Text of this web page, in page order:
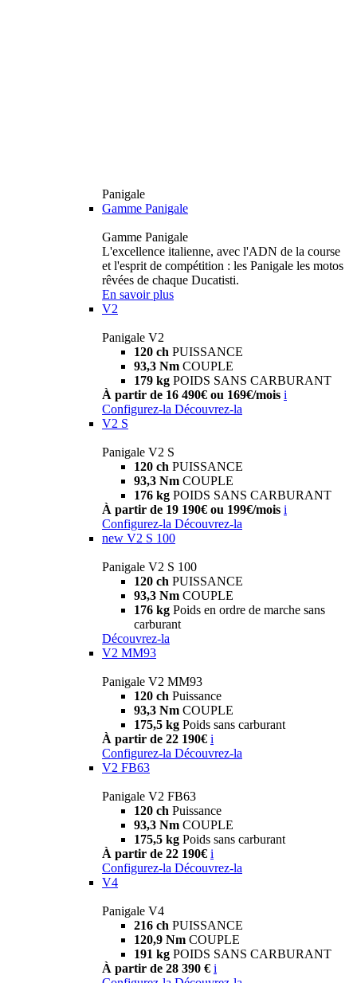
Panigale
Gamme Panigale
Gamme Panigale
L'excellence italienne, avec l'ADN de la course
et l'esprit de compétition : les Panigale les motos
rêvées de chaque Ducatisti.
En savoir plus
V2
Panigale V2
120 ch PUISSANCE
93,3 Nm COUPLE
179 kg POIDS SANS CARBURANT
À partir de 16 490€ ou 169€/mois i
Configurez-la Découvrez-la
V2 S
Panigale V2 S
120 ch PUISSANCE
93,3 Nm COUPLE
176 kg POIDS SANS CARBURANT
À partir de 19 190€ ou 199€/mois i
Configurez-la Découvrez-la
new V2 S 100
Panigale V2 S 100
120 ch PUISSANCE
93,3 Nm COUPLE
176 kg Poids en ordre de marche sans
carburant
Découvrez-la
V2 MM93
Panigale V2 MM93
120 ch Puissance
93,3 Nm COUPLE
175,5 kg Poids sans carburant
À partir de 22 190€ i
Configurez-la Découvrez-la
V2 FB63
Panigale V2 FB63
120 ch Puissance
93,3 Nm COUPLE
175,5 kg Poids sans carburant
À partir de 22 190€ i
Configurez-la Découvrez-la
V4
Panigale V4
216 ch PUISSANCE
120,9 Nm COUPLE
191 kg POIDS SANS CARBURANT
À partir de 28 390 € i